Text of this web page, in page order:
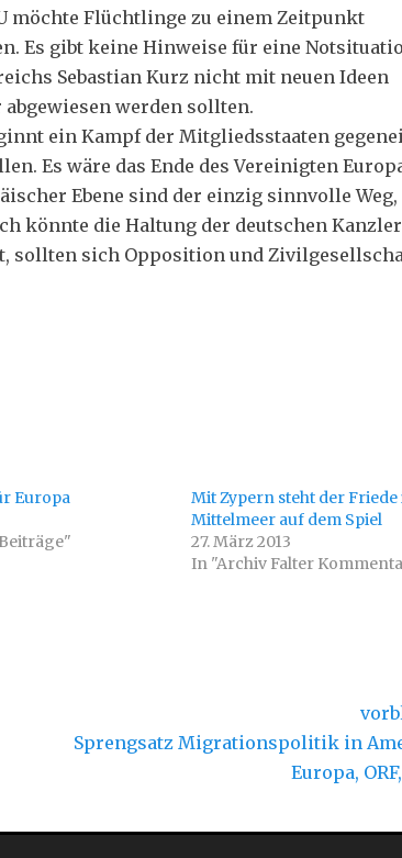
möchte Flüchtlinge zu einem Zeitpunkt
Es gibt keine Hinweise für eine
Sebastian Kurz nicht mit neuen Ideen
werden sollten.
ein Kampf der Mitgliedsstaaten
Es wäre das Ende des Vereinigten
Ebene sind der einzig sinnvolle Weg,
könnte die Haltung der deutschen
sollten sich Opposition und
Europa
Mit Zypern steht der Friede
Mittelmeer auf dem Spiel
27. März 2013
In "Archiv Falter
Nächster
Sprengsatz Migrationspolitik in
Europa,